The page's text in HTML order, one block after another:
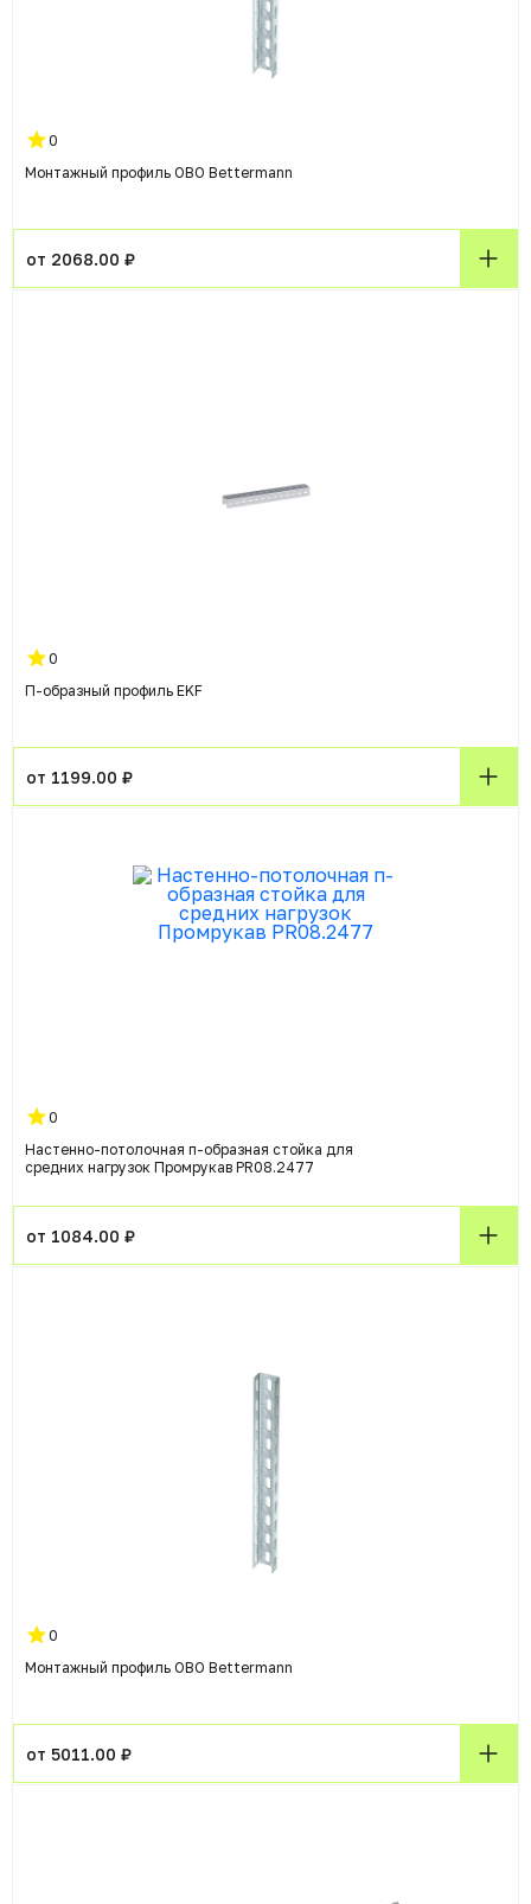
0
Монтажный профиль OBO Bettermann
от 2068.00 ₽
0
П-образный профиль EKF
от 1199.00 ₽
0
Настенно-потолочная п-образная стойка для
средних нагрузок Промрукав PR08.2477
от 1084.00 ₽
0
Монтажный профиль OBO Bettermann
от 5011.00 ₽